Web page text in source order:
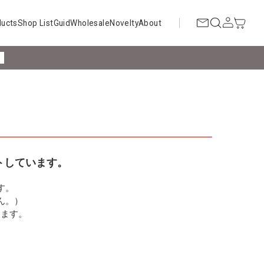
Shop ListGuidWholesaleNoveltyAbout
ています。
）
す。